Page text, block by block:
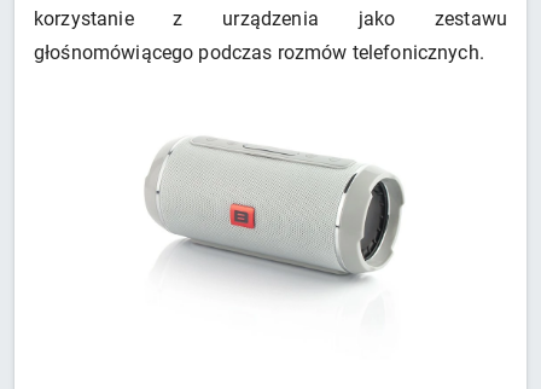
korzystanie z urządzenia jako zestawu
głośnomówiącego podczas rozmów telefonicznych.